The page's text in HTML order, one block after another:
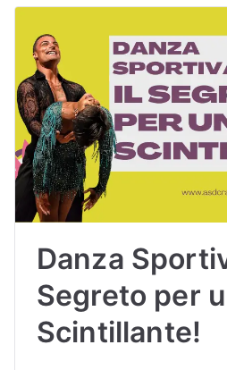
Danza
Segreto per
Scintillante!